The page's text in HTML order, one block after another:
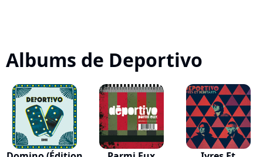
Albums de Deportivo